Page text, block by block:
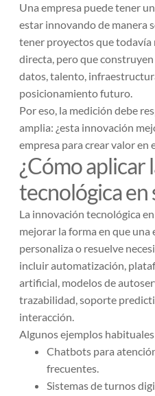
Una empresa puede tener
estar innovando de manera
tener proyectos que
directa, pero que
datos, talento,
posicionamiento futuro.
Por eso, la medición debe
amplia: ¿esta innovación
empresa para crear valor en
¿Cómo aplicar
tecnológica en
La innovación tecnológica
mejorar la forma en que una
personaliza o resuelve
incluir automatización,
artificial, modelos de
trazabilidad, soporte
interacción.
Algunos ejemplos
Chatbots para
frecuentes.
Sistemas de turnos